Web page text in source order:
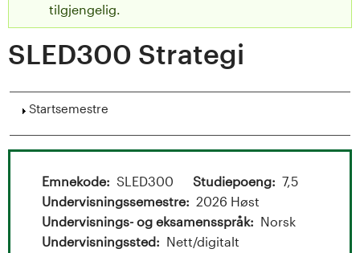
e
k
a
t
t
a
t
m
e
tilgjengelig.
SLED300 Strategi
Vis
Startsemestre
Emnekode SLED300 Studiepoeng
7,5
Undervisningssemestre
2026 Høst
Undervisnings- og eksamensspråk
Norsk
Undervisningssted
Nett/digitalt